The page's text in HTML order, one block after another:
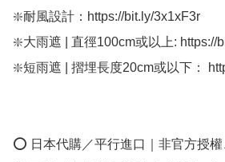
❇️耐風設計：https://bit.ly/3x1xF3r
❇️大雨遮 | 直徑100cm或以上: https://
❇️短雨遮 | 摺埋長度20cm或以下：
⭕ 日本代購／平行進口｜非官方授